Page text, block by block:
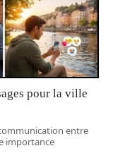
pour la ville
entre
importance